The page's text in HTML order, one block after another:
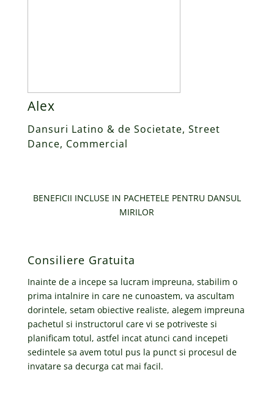
Alex
Dansuri Latino & de Societate, Street
Dance, Commercial
BENEFICII INCLUSE IN PACHETELE PENTRU DANSUL
MIRILOR
Consiliere Gratuita
Inainte de a incepe sa lucram impreuna, stabilim o
prima intalnire in care ne cunoastem, va ascultam
dorintele, setam obiective realiste, alegem impreuna
pachetul si instructorul care vi se potriveste si
planificam totul, astfel incat atunci cand incepeti
sedintele sa avem totul pus la punct si procesul de
invatare sa decurga cat mai facil.